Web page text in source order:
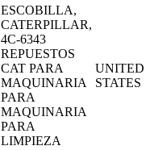
ESCOBILLA,
CATERPILLAR,
4C-6343
REPUESTOS
CAT PARA
MAQUINARIA
PARA
MAQUINARIA
PARA
LIMPIEZA
UNITED
STATES